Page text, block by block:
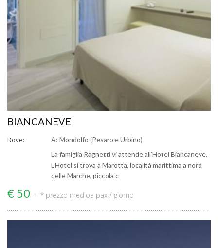
BIANCANEVE
Dove:
A: Mondolfo (Pesaro e Urbino)
La famiglia Ragnetti vi attende all’Hotel Biancaneve.
L’Hotel si trova a Marotta, località marittima a nord
delle Marche, piccola c
€ 50 * prezzo medioa pax / giorno